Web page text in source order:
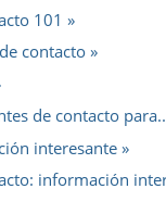
101
contacto
de contacto
interesante
información